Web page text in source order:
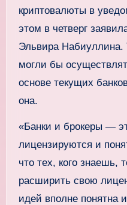
криптовалюты в
этом в четверг
Эльвира Набиуллина.
могли бы
основе текущих
она.
«Банки и брокеры —
лицензируются и
что тех, кого знаешь,
расширить свою
идей вполне понятна